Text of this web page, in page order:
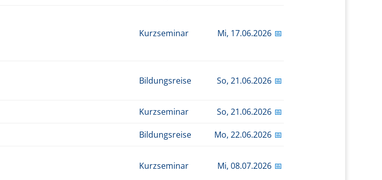
Kurzseminar Mi, 17.06.2026 📅
Bildungsreise So, 21.06.2026 📅
Kurzseminar So, 21.06.2026 📅
Bildungsreise Mo, 22.06.2026 📅
Kurzseminar Mi, 08.07.2026 📅